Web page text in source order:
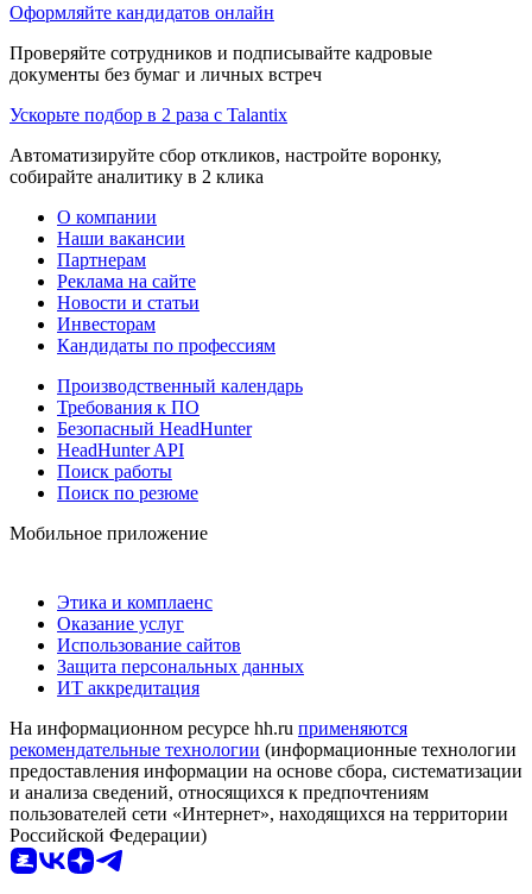
Оформляйте кандидатов онлайн
Проверяйте сотрудников и подписывайте кадровые
документы без бумаг и личных встреч
Ускорьте подбор в 2 раза с Talantix
Автоматизируйте сбор откликов, настройте воронку,
собирайте аналитику в 2 клика
О компании
Наши вакансии
Партнерам
Реклама на сайте
Новости и статьи
Инвесторам
Кандидаты по профессиям
Производственный календарь
Требования к ПО
Безопасный HeadHunter
HeadHunter API
Поиск работы
Поиск по резюме
Мобильное приложение
Этика и комплаенс
Оказание услуг
Использование сайтов
Защита персональных данных
ИТ аккредитация
На информационном ресурсе hh.ru применяются
рекомендательные технологии (информационные технологии
предоставления информации на основе сбора, систематизации
и анализа сведений, относящихся к предпочтениям
пользователей сети «Интернет», находящихся на территории
Российской Федерации)